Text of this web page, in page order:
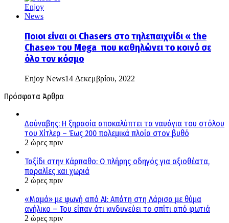
Ποιοι είναι οι Chasers στο τηλεπαιχνίδι « the
Chase» του Mega που καθηλώνει το κοινό σε
όλο τον κόσμο
Enjoy News14 Δεκεμβρίου, 2022
Πρόσφατα Άρθρα
Δούναβης: Η ξηρασία αποκαλύπτει τα ναυάγια του στόλου
του Χίτλερ – Έως 200 πολεμικά πλοία στον βυθό
2 ώρες πριν
Ταξίδι στην Κάρπαθο: Ο πλήρης οδηγός για αξιοθέατα,
παραλίες και χωριά
2 ώρες πριν
«Μαμά» με φωνή από AI: Απάτη στη Λάρισα με θύμα
ανήλικο – Του είπαν ότι κινδυνεύει το σπίτι από φωτιά
2 ώρες πριν